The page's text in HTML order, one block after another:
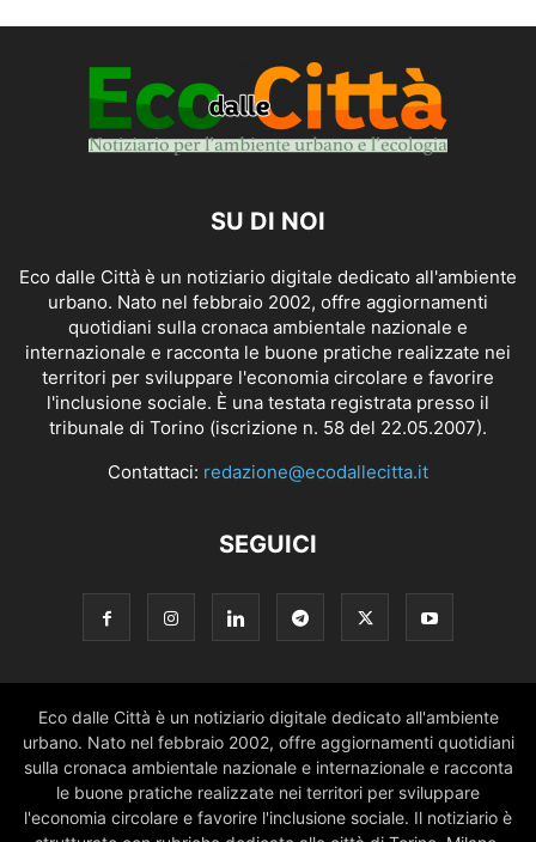
SU DI NOI
Eco dalle Città è un notiziario digitale dedicato all'ambiente
urbano. Nato nel febbraio 2002, offre aggiornamenti
quotidiani sulla cronaca ambientale nazionale e
internazionale e racconta le buone pratiche realizzate nei
territori per sviluppare l'economia circolare e favorire
l'inclusione sociale. È una testata registrata presso il
tribunale di Torino (iscrizione n. 58 del 22.05.2007).
Contattaci: redazione@ecodallecitta.it
SEGUICI
Eco dalle Città è un notiziario digitale dedicato all'ambiente
urbano. Nato nel febbraio 2002, offre aggiornamenti quotidiani
sulla cronaca ambientale nazionale e internazionale e racconta
le buone pratiche realizzate nei territori per sviluppare
l'economia circolare e favorire l'inclusione sociale. Il notiziario è